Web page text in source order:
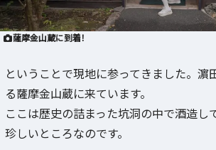
薩摩金山蔵に到着！
ということで現地に参ってきました。濵
る薩摩金山蔵に来ています。
ここは歴史の詰まった坑洞の中で酒造し
珍しいところなのです。